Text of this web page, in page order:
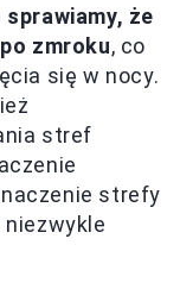
sprawiamy, że
zmroku, co
się w nocy.
stref
strefy